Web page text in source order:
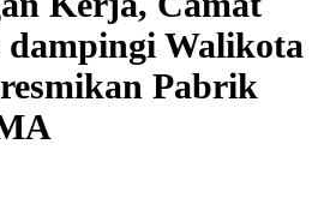
Walikota
Pabrik